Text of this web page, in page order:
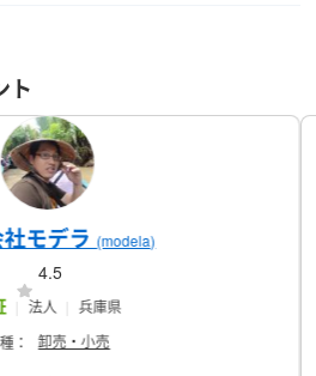
ト
モデラ (modela)
4.5
法人
兵庫県
：
卸売・小売